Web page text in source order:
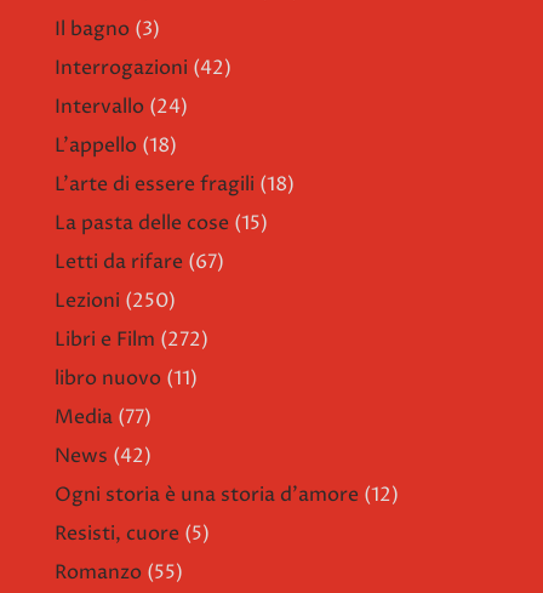
Il bagno (3)
Interrogazioni (42)
Intervallo (24)
L'appello (18)
L'arte di essere fragili (18)
La pasta delle cose (15)
Letti da rifare (67)
Lezioni (250)
Libri e Film (272)
libro nuovo (11)
Media (77)
News (42)
Ogni storia è una storia d'amore (12)
Resisti, cuore (5)
Romanzo (55)